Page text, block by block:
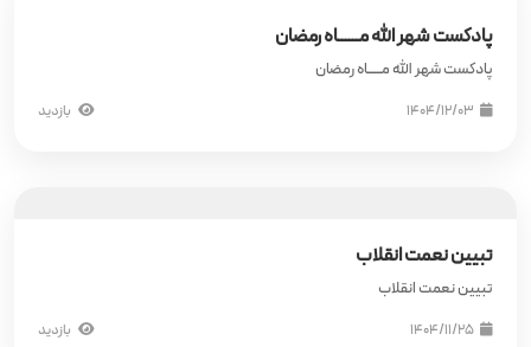
پادکست شهر الله مــــــاه رمضان
پادکست شهر الله مــــــاه رمضان
۱۴۰۴/۱۲/۰۳ بازدید
تبیین نعمت انقلاب
تبیین نعمت انقلاب
۱۴۰۴/۱۱/۲۵ بازدید